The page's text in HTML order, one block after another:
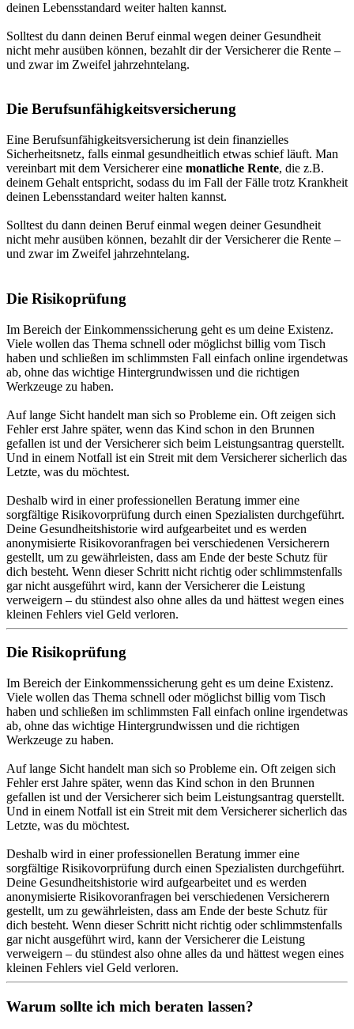
deinen Lebensstandard weiter halten kannst.
Solltest du dann deinen Beruf einmal wegen deiner Gesundheit
nicht mehr ausüben können, bezahlt dir der Versicherer die Rente –
und zwar im Zweifel jahrzehntelang.
Die Berufsunfähigkeitsversicherung
Eine Berufsunfähigkeitsversicherung ist dein finanzielles
Sicherheitsnetz, falls einmal gesundheitlich etwas schief läuft. Man
vereinbart mit dem Versicherer eine monatliche Rente, die z.B.
deinem Gehalt entspricht, sodass du im Fall der Fälle trotz Krankheit
deinen Lebensstandard weiter halten kannst.
Solltest du dann deinen Beruf einmal wegen deiner Gesundheit
nicht mehr ausüben können, bezahlt dir der Versicherer die Rente –
und zwar im Zweifel jahrzehntelang.
Die Risikoprüfung
Im Bereich der Einkommenssicherung geht es um deine Existenz.
Viele wollen das Thema schnell oder möglichst billig vom Tisch
haben und schließen im schlimmsten Fall einfach online irgendetwas
ab, ohne das wichtige Hintergrundwissen und die richtigen
Werkzeuge zu haben.
Auf lange Sicht handelt man sich so Probleme ein. Oft zeigen sich
Fehler erst Jahre später, wenn das Kind schon in den Brunnen
gefallen ist und der Versicherer sich beim Leistungsantrag querstellt.
Und in einem Notfall ist ein Streit mit dem Versicherer sicherlich das
Letzte, was du möchtest.
Deshalb wird in einer professionellen Beratung immer eine
sorgfältige Risikovorprüfung durch einen Spezialisten durchgeführt.
Deine Gesundheitshistorie wird aufgearbeitet und es werden
anonymisierte Risikovoranfragen bei verschiedenen Versicherern
gestellt, um zu gewährleisten, dass am Ende der beste Schutz für
dich besteht. Wenn dieser Schritt nicht richtig oder schlimmstenfalls
gar nicht ausgeführt wird, kann der Versicherer die Leistung
verweigern – du stündest also ohne alles da und hättest wegen eines
kleinen Fehlers viel Geld verloren.
Die Risikoprüfung
Im Bereich der Einkommenssicherung geht es um deine Existenz.
Viele wollen das Thema schnell oder möglichst billig vom Tisch
haben und schließen im schlimmsten Fall einfach online irgendetwas
ab, ohne das wichtige Hintergrundwissen und die richtigen
Werkzeuge zu haben.
Auf lange Sicht handelt man sich so Probleme ein. Oft zeigen sich
Fehler erst Jahre später, wenn das Kind schon in den Brunnen
gefallen ist und der Versicherer sich beim Leistungsantrag querstellt.
Und in einem Notfall ist ein Streit mit dem Versicherer sicherlich das
Letzte, was du möchtest.
Deshalb wird in einer professionellen Beratung immer eine
sorgfältige Risikovorprüfung durch einen Spezialisten durchgeführt.
Deine Gesundheitshistorie wird aufgearbeitet und es werden
anonymisierte Risikovoranfragen bei verschiedenen Versicherern
gestellt, um zu gewährleisten, dass am Ende der beste Schutz für
dich besteht. Wenn dieser Schritt nicht richtig oder schlimmstenfalls
gar nicht ausgeführt wird, kann der Versicherer die Leistung
verweigern – du stündest also ohne alles da und hättest wegen eines
kleinen Fehlers viel Geld verloren.
Warum sollte ich mich beraten lassen?